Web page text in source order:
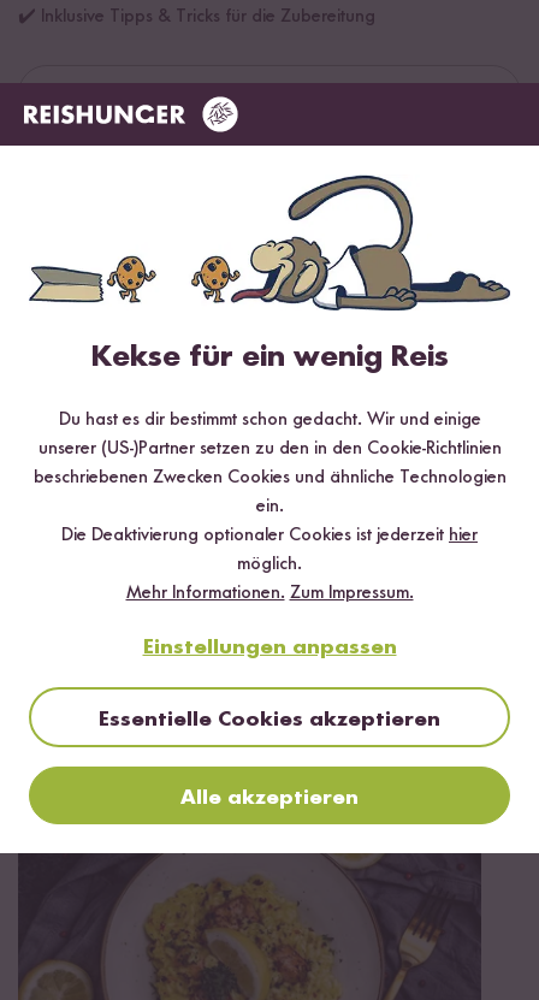
✔️ Inklusive Tipps & Tricks für die Zubereitung
*Das Digitale Rezeptbuch wird dir nach vollständiger Anmeldung zum Newsletter
Mehr Rezepte mit Bio Risotto Reis
Mini Kürbis mit Kürbisrisotto
Kekse für ein wenig Reis
Du hast es dir bestimmt schon gedacht. Wir und einige
unserer (US-)Partner setzen zu den in den Cookie-Richtlinien
beschriebenen Zwecken Cookies und ähnliche Technologien
ein.
Die Deaktivierung optionaler Cookies ist jederzeit hier
möglich.
Mehr Informationen. Zum Impressum.
Einstellungen anpassen
Essentielle Cookies akzeptieren
Alle akzeptieren